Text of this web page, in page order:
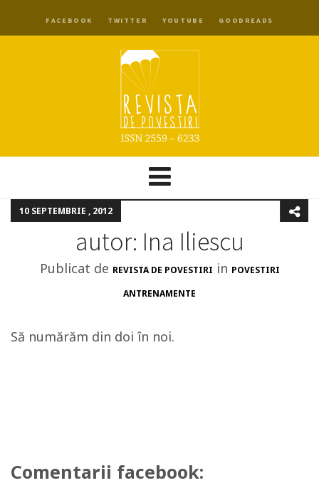
FACEBOOK TWITTER YOUTUBE GOODREADS
10 SEPTEMBRIE , 2012
autor: Ina Iliescu
Publicat de REVISTA DE POVESTIRI in POVESTIRI
ANTRENAMENTE
Să numărăm din doi în noi.
Comentarii facebook: